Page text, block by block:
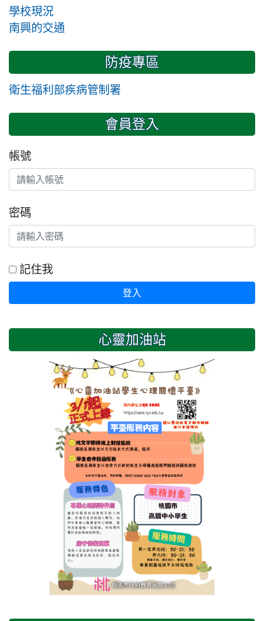
學校現況
南興的交通
防疫專區
衛生福利部疾病管制署
會員登入
帳號
密碼
記住我
登入
心靈加油站